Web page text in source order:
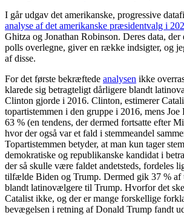
I går udgav det amerikanske, progressive
analyse af det amerikanske præsidentvalg i
Ghitza og Jonathan Robinson. Deres data,
polls overlegne, giver en række indsigter, og
af disse.
For det første bekræftede analysen ikke
klarede sig betragteligt dårligere blandt
Clinton gjorde i 2016. Clinton, estimerer
topartistemmen i den gruppe i 2016, mens
63 % (en tendens, der dermed fortsatte efter
hvor der også var et fald i stemmeandel
Topartistemmen betyder, at man kun tager
demokratiske og republikanske kandidat i
der så skulle være faldet andetsteds, fordeles
tilfælde Biden og Trump. Dermed gik 37 % af
blandt latinovælgere til Trump. Hvorfor det
Catalist ikke, og der er mange forskellige
bevægelsen i retning af Donald Trump fandt